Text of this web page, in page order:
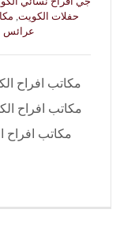
حفلات الكويت,
عرائس
مكاتب افراح
مكاتب افراح